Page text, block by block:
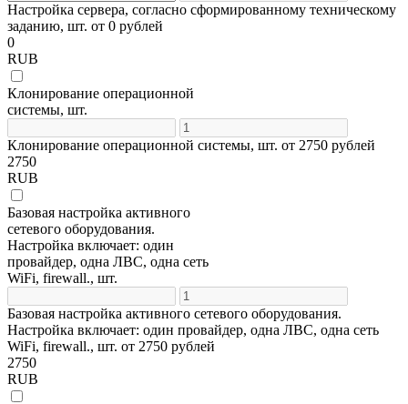
Настройка сервера, согласно сформированному техническому
заданию, шт. от 0 рублей
0
RUB
Клонирование операционной
системы, шт.
Клонирование операционной системы, шт. от 2750 рублей
2750
RUB
Базовая настройка активного
сетевого оборудования.
Настройка включает: один
провайдер, одна ЛВС, одна сеть
WiFi, firewall., шт.
Базовая настройка активного сетевого оборудования.
Настройка включает: один провайдер, одна ЛВС, одна сеть
WiFi, firewall., шт. от 2750 рублей
2750
RUB